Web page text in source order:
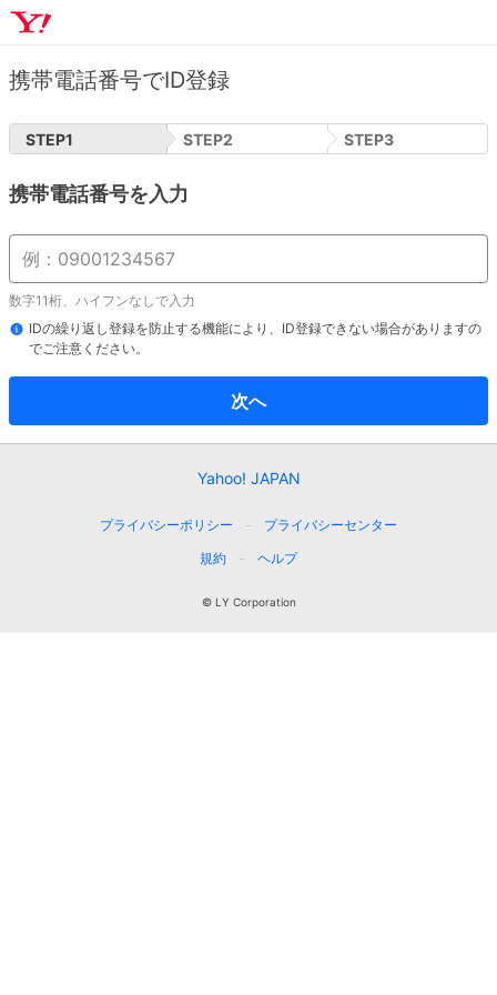
携帯電話番号でID登録
STEP1 STEP2 STEP3
携帯電話番号を入力
数字11桁、ハイフンなしで入力
IDの繰り返し登録を防止する機能により、ID登録できない場合がありますの
でご注意ください。
次へ
Yahoo! JAPAN
プライバシーポリシー
プライバシーセンター
規約
ヘルプ
© LY Corporation